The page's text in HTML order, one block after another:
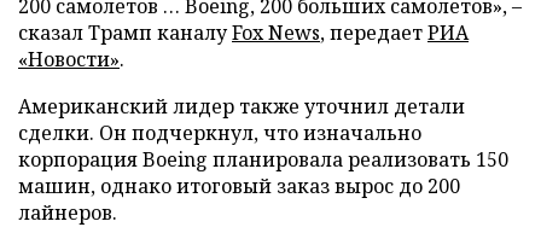
200 самолетов … Boeing, 200 больших самолетов», –
сказал Трамп каналуFox News, передаетРИА
«Новости».
Американский лидер также уточнил детали
сделки. Он подчеркнул, что изначально
корпорация Boeing планировала реализовать 150
машин, однако итоговый заказ вырос до 200
лайнеров.